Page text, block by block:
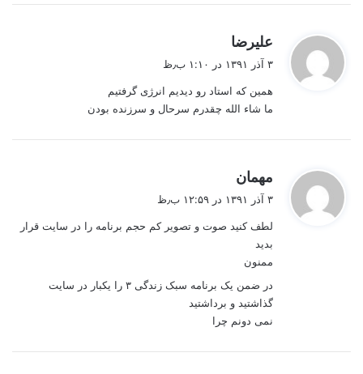
علیرضا
:
۳ آذر ۱۳۹۱ در ۱:۱۰ ب٫ظ
همین که استاد رو دیدیم انرژی گرفتیم
ما شاء الله چقدرم سرحال و سرزنده بودن
مهمان
:
۳ آذر ۱۳۹۱ در ۱۲:۵۹ ب٫ظ
لطف کنید صوت و تصویر کم حجم برنامه را در سایت قرار
بدید
ممنون
در ضمن یک برنامه سبک زندگی ۳ را یکبار در سایت
گذاشتید و برداشتید
نمی دونم چرا